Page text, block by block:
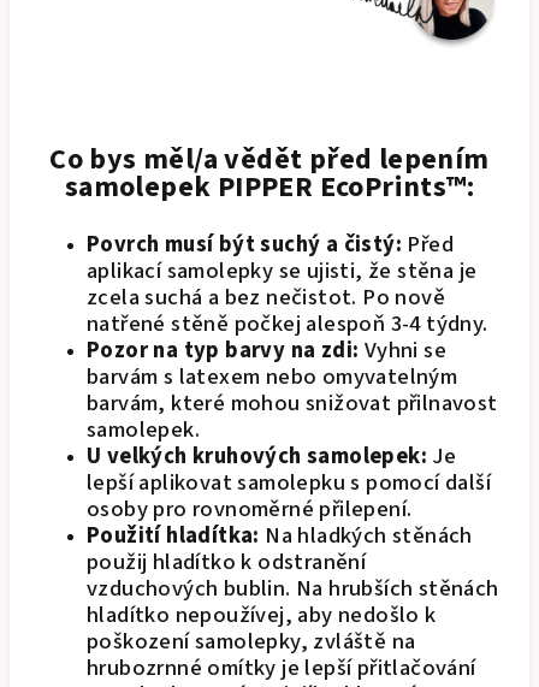
Co bys měl/a vědět před lepením
samolepek PIPPER EcoPrints™:
Povrch musí být suchý a čistý: Před
aplikací samolepky se ujisti, že stěna je
zcela suchá a bez nečistot. Po nově
natřené stěně počkej alespoň 3-4 týdny.
Pozor na typ barvy na zdi: Vyhni se
barvám s latexem nebo omyvatelným
barvám, které mohou snižovat přilnavost
samolepek.
U velkých kruhových samolepek: Je
lepší aplikovat samolepku s pomocí další
osoby pro rovnoměrné přilepení.
Použití hladítka: Na hladkých stěnách
použij hladítko k odstranění
vzduchových bublin. Na hrubších stěnách
hladítko nepoužívej, aby nedošlo k
poškození samolepky, zvláště na
hrubozrnné omítky je lepší přitlačování